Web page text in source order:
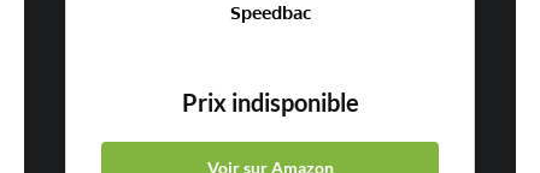
Speedbac
Prix indisponible
Voir sur Amazon